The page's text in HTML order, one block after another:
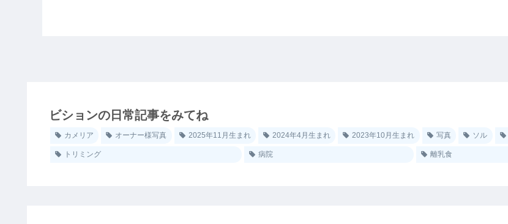
ビションの日常記事をみてね
カメリア オーナー様写真 2025年11月生まれ 2024年4月生まれ 2023年10月生まれ 写真 ソル
トリミング 病院 離乳食